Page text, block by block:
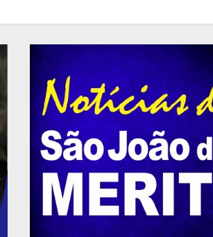
0
PM apreende
rádio